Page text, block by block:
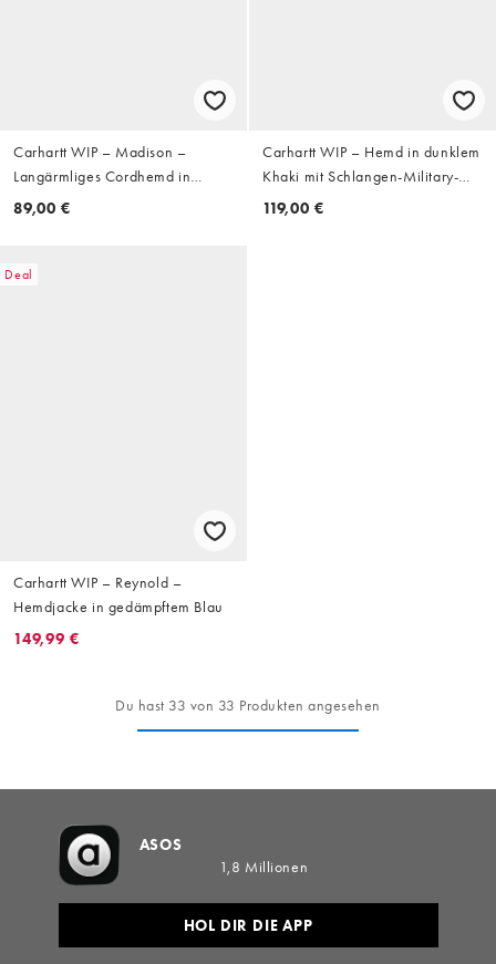
Carhartt WIP – Madison –
Langärmliges Cordhemd in
Dunkelbraun
89,00 €
Carhartt WIP – Hemd in dunklem
Khaki mit Schlangen-Military-
Muster
119,00 €
Deal
Carhartt WIP – Reynold –
Hemdjacke in gedämpftem Blau
149,99 €
Du hast 33 von 33 Produkten angesehen
ASOS
1,8 Millionen
HOL DIR DIE APP